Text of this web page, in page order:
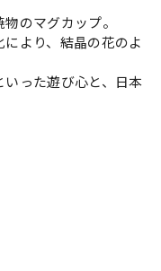
のマグカップ。
より、結晶の花のよ
った遊び心と、日本